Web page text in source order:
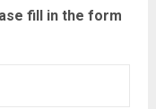
fill in the form